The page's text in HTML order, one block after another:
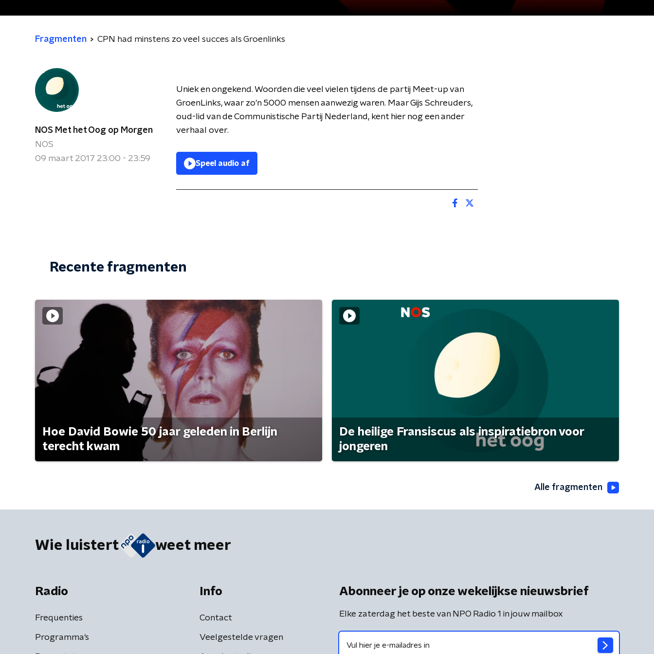
Fragmenten CPN had minstens zo veel succes als Groenlinks
NOS Met het Oog op Morgen
NOS
09 maart 2017 23:00 - 23:59
Uniek en ongekend. Woorden die veel vielen tijdens de partij Meet-up van
GroenLinks, waar zo'n 5000 mensen aanwezig waren. Maar Gijs Schreuders,
oud-lid van de Communistische Partij Nederland, kent hier nog een ander
verhaal over.
Speel audio af
Recente fragmenten
Hoe David Bowie 50 jaar geleden in Berlijn
terecht kwam
De heilige Fransiscus als inspiratiebron voor
jongeren
Alle fragmenten
Wie luistert weet meer
Radio
Frequenties
Programma's
Info
Contact
Veelgestelde vragen
Abonneer je op onze wekelijkse nieuwsbrief
Elke zaterdag het beste van NPO Radio 1 in jouw mailbox